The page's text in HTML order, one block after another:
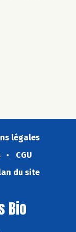
légales
CGU
du site
Bio